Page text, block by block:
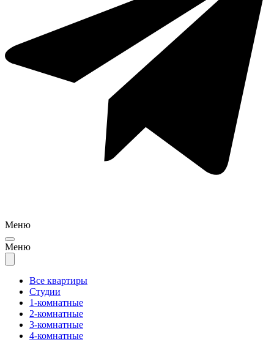
Меню
Меню
Все квартиры
Студии
1-комнатные
2-комнатные
3-комнатные
4-комнатные